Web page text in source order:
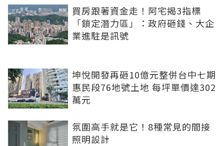
買房跟著資金走！阿宅揭3指標
「鎖定潛力區」：政府砸錢、大企
業進駐是訊號
坤悅開發再砸10億元整併台中七期
惠民段76地號土地 每坪單價達302
萬元
氛圍高手就是它！8種常見的間接
照明設計